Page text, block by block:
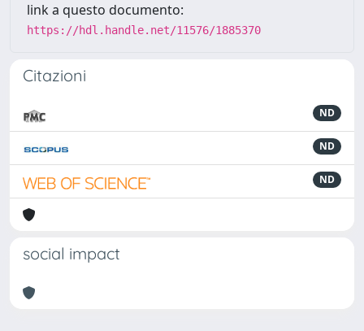
link a questo documento:
https://hdl.handle.net/11576/1885370
Citazioni
ND
ND
ND
social impact